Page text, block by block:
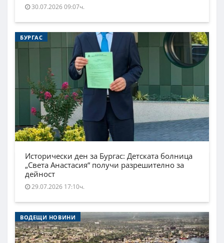
30.07.2026 09:07ч.
БУРГАС
Исторически ден за Бургас: Детската болница
„Света Анастасия“ получи разрешително за
дейност
29.07.2026 17:10ч.
ВОДЕЩИ НОВИНИ